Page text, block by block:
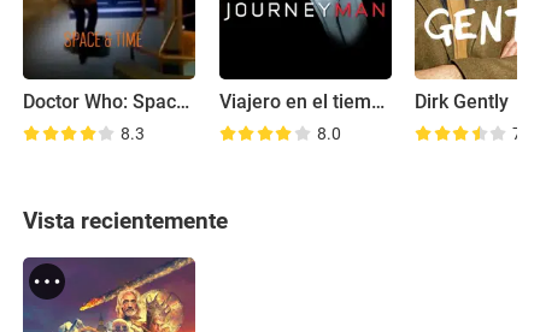
Doctor Who: Space and Time
8.3
Viajero en el tiempo
8.0
Dirk Gently
7.6
Vista recientemente